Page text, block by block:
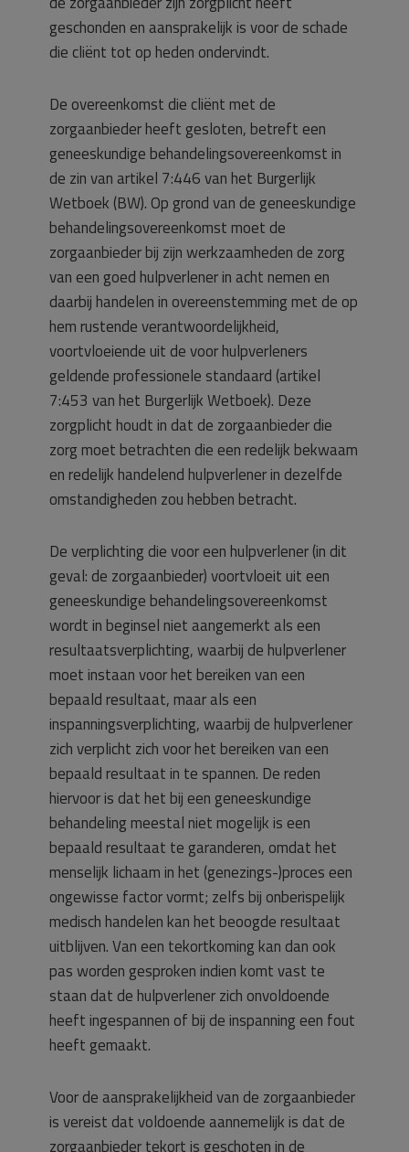
geschonden en aansprakelijk is voor de schade
die cliënt tot op heden ondervindt.
De overeenkomst die cliënt met de
zorgaanbieder heeft gesloten, betreft een
geneeskundige behandelingsovereenkomst in
de zin van artikel 7:446 van het Burgerlijk
Wetboek (BW). Op grond van de geneeskundige
behandelingsovereenkomst moet de
zorgaanbieder bij zijn werkzaamheden de zorg
van een goed hulpverlener in acht nemen en
daarbij handelen in overeenstemming met de op
hem rustende verantwoordelijkheid,
voortvloeiende uit de voor hulpverleners
geldende professionele standaard (artikel
7:453 van het Burgerlijk Wetboek). Deze
zorgplicht houdt in dat de zorgaanbieder die
zorg moet betrachten die een redelijk bekwaam
en redelijk handelend hulpverlener in dezelfde
omstandigheden zou hebben betracht.
De verplichting die voor een hulpverlener (in dit
geval: de zorgaanbieder) voortvloeit uit een
geneeskundige behandelingsovereenkomst
wordt in beginsel niet aangemerkt als een
resultaatsverplichting, waarbij de hulpverlener
moet instaan voor het bereiken van een
bepaald resultaat, maar als een
inspanningsverplichting, waarbij de hulpverlener
zich verplicht zich voor het bereiken van een
bepaald resultaat in te spannen. De reden
hiervoor is dat het bij een geneeskundige
behandeling meestal niet mogelijk is een
bepaald resultaat te garanderen, omdat het
menselijk lichaam in het (genezings-)proces een
ongewisse factor vormt; zelfs bij onberispelijk
medisch handelen kan het beoogde resultaat
uitblijven. Van een tekortkoming kan dan ook
pas worden gesproken indien komt vast te
staan dat de hulpverlener zich onvoldoende
heeft ingespannen of bij de inspanning een fout
heeft gemaakt.
Voor de aansprakelijkheid van de zorgaanbieder
is vereist dat voldoende aannemelijk is dat de
zorgaanbieder tekort is geschoten in de